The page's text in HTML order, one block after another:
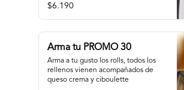
$6.190
Arma tu PROMO 30
Arma a tu gusto los rolls, todos los
rellenos vienen acompañados de
queso crema y ciboulette